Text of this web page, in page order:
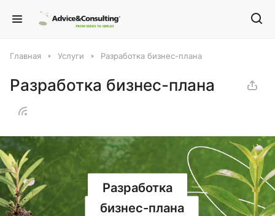
Главная Услуги Разработка бизнес-плана
Разработка бизнес-плана
Разработка
бизнес-плана